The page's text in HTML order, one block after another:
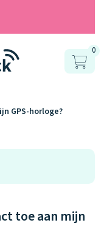
0
GPS-horloge?
toe aan mijn